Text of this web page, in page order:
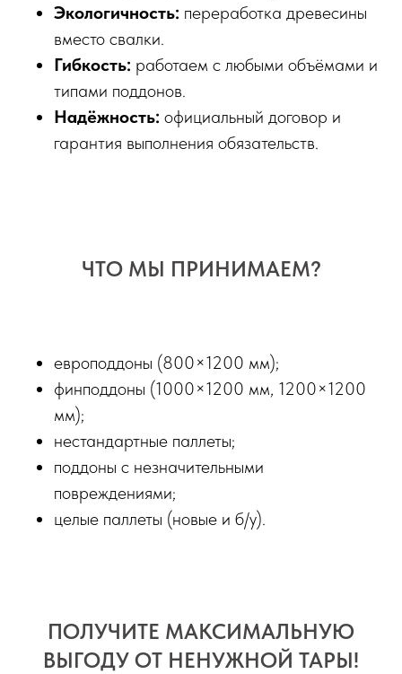
Экологичность: переработка древесины
вместо свалки.
Гибкость: работаем с любыми объёмами и
типами поддонов.
Надёжность: официальный договор и
гарантия выполнения обязательств.
ЧТО МЫ ПРИНИМАЕМ?
европоддоны (800×1200 мм);
финподдоны (1000×1200 мм, 1200×1200
мм);
нестандартные паллеты;
поддоны с незначительными
повреждениями;
целые паллеты (новые и б/у).
ПОЛУЧИТЕ МАКСИМАЛЬНУЮ
ВЫГОДУ ОТ НЕНУЖНОЙ ТАРЫ!